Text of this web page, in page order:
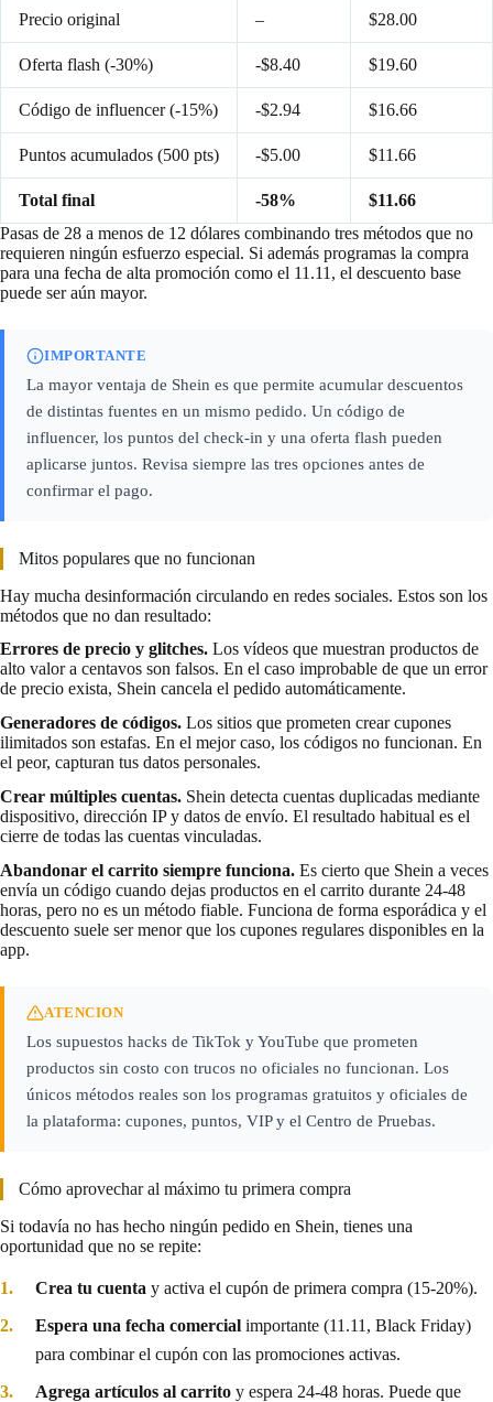
Precio original – $28.00
Oferta flash (-30%) -$8.40 $19.60
Código de influencer (-15%) -$2.94 $16.66
Puntos acumulados (500 pts) -$5.00 $11.66
Total final -58%
$11.66
Pasas de 28 a menos de 12 dólares combinando tres métodos que no
requieren ningún esfuerzo especial. Si además programas la compra
para una fecha de alta promoción como el 11.11, el descuento base
puede ser aún mayor.
IMPORTANTE
La mayor ventaja de Shein es que permite acumular descuentos
de distintas fuentes en un mismo pedido. Un código de
influencer, los puntos del check-in y una oferta flash pueden
aplicarse juntos. Revisa siempre las tres opciones antes de
confirmar el pago.
Mitos populares que no funcionan
Hay mucha desinformación circulando en redes sociales. Estos son los
métodos que no dan resultado:
Errores de precio y glitches. Los vídeos que muestran productos de
alto valor a centavos son falsos. En el caso improbable de que un error
de precio exista, Shein cancela el pedido automáticamente.
Generadores de códigos. Los sitios que prometen crear cupones
ilimitados son estafas. En el mejor caso, los códigos no funcionan. En
el peor, capturan tus datos personales.
Crear múltiples cuentas. Shein detecta cuentas duplicadas mediante
dispositivo, dirección IP y datos de envío. El resultado habitual es el
cierre de todas las cuentas vinculadas.
Abandonar el carrito siempre funciona. Es cierto que Shein a veces
envía un código cuando dejas productos en el carrito durante 24-48
horas, pero no es un método fiable. Funciona de forma esporádica y el
descuento suele ser menor que los cupones regulares disponibles en la
app.
ATENCION
Los supuestos hacks de TikTok y YouTube que prometen
productos sin costo con trucos no oficiales no funcionan. Los
únicos métodos reales son los programas gratuitos y oficiales de
la plataforma: cupones, puntos, VIP y el Centro de Pruebas.
Cómo aprovechar al máximo tu primera compra
Si todavía no has hecho ningún pedido en Shein, tienes una
oportunidad que no se repite:
Crea tu cuenta y activa el cupón de primera compra (15-20%).
Espera una fecha comercial importante (11.11, Black Friday)
para combinar el cupón con las promociones activas.
Agrega artículos al carrito y espera 24-48 horas. Puede que